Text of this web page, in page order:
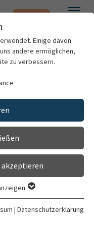
Notfall
Chirurgie
Böckler
Einige davon
andere ermöglichen,
zu verbessern.
akzeptieren
Funktionen der
dass die
| Datenschutzerklärung